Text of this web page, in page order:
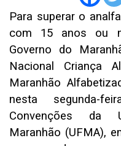
Para superar o
com 15 anos ou
Governo do
Nacional Criança
Maranhão
nesta segunda-
Convenções da
Maranhão (UFMA),